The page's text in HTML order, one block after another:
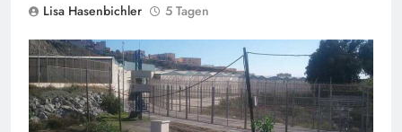
Lisa Hasenbichler
5 Tagen
Valla de la Frontera zwischen Ceuta und Marokko.Quelle©
Xemenendura, CA-
BY-SA-3.0